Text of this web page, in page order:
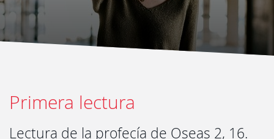
Primera lectura
Lectura de la profecía de Oseas 2, 16.